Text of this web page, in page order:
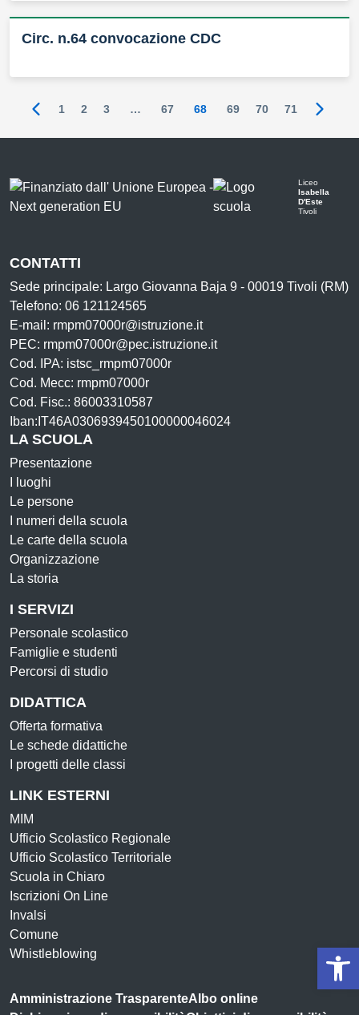
Circ. n.64 convocazione CDC
Pagina precedente
1 2 3 … 67 68 69 70 71
Liceo
Isabella
D'Este
Tivoli
CONTATTI
Sede principale: Largo Giovanna Baja 9 - 00019 Tivoli (RM)
Telefono: 06 121124565
E-mail: rmpm07000r@istruzione.it
PEC: rmpm07000r@pec.istruzione.it
Cod. IPA: istsc_rmpm07000r
Cod. Mecc: rmpm07000r
Cod. Fisc.: 86003310587
Iban:IT46A0306939450100000046024
LA SCUOLA
Presentazione
I luoghi
Le persone
I numeri della scuola
Le carte della scuola
Organizzazione
La storia
I SERVIZI
Personale scolastico
Famiglie e studenti
Percorsi di studio
DIDATTICA
Offerta formativa
Le schede didattiche
I progetti delle classi
LINK ESTERNI
MIM
Ufficio Scolastico Regionale
Ufficio Scolastico Territoriale
Scuola in Chiaro
Iscrizioni On Line
Invalsi
Comune
Whistleblowing
Amministrazione TrasparenteAlbo online